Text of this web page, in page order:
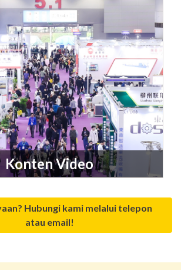
Konten Video
Hubungi kami melalui telepon
atau email!